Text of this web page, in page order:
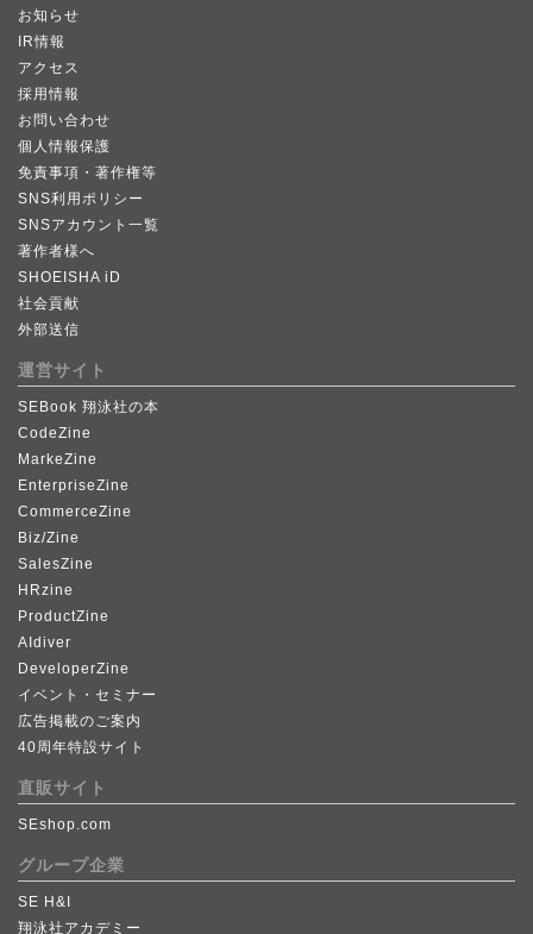
お知らせ
IR情報
アクセス
採用情報
お問い合わせ
個人情報保護
免責事項・著作権等
SNS利用ポリシー
SNSアカウント一覧
著作者様へ
SHOEISHA iD
社会貢献
外部送信
運営サイト
SEBook 翔泳社の本
CodeZine
MarkeZine
EnterpriseZine
CommerceZine
Biz/Zine
SalesZine
HRzine
ProductZine
AIdiver
DeveloperZine
イベント・セミナー
広告掲載のご案内
40周年特設サイト
直販サイト
SEshop.com
グループ企業
SE H&I
翔泳社アカデミー